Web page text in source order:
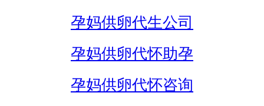
孕妈供卵代生公司
孕妈供卵代怀助孕
孕妈供卵代怀咨询